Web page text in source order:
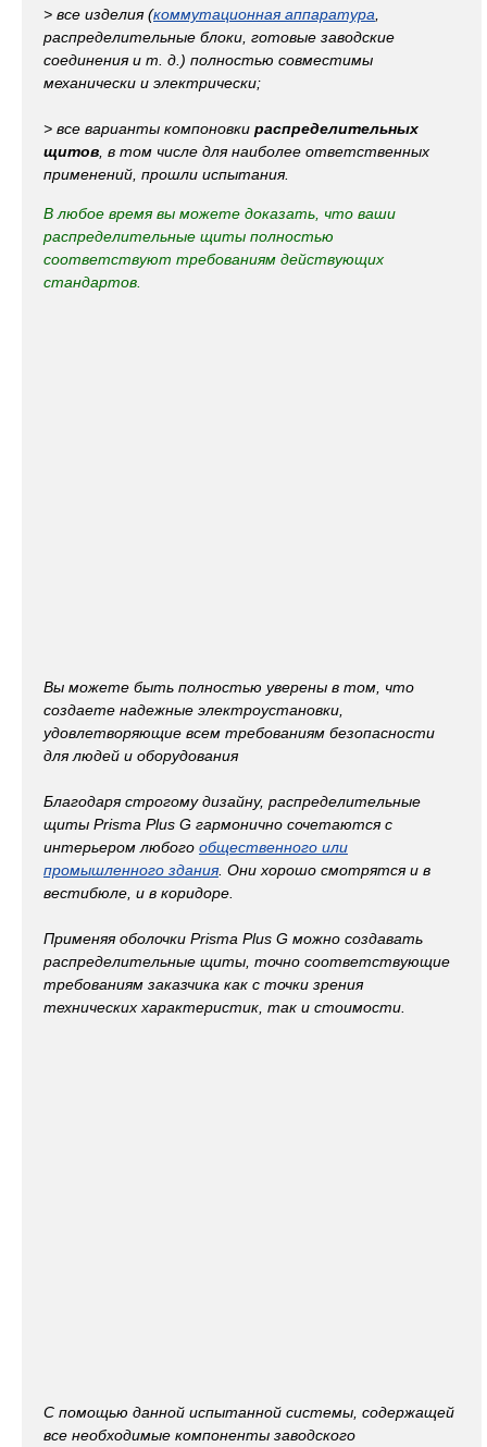
> все изделия (коммутационная аппаратура
распределительные блоки, готовые заводские
соединения и т. д.) полностью совместимы
механически и электрически;
> все варианты компоновки распределительных
щитов , в том числе для наиболее ответственных
применений, прошли испытания.
В любое время вы можете доказать, что ваши
распределительные щиты полностью
соответствуют требованиям действующих
стандартов.
Вы можете быть полностью уверены в том, что
создаете надежные электроустановки,
удовлетворяющие всем требованиям безопасности
для людей и оборудования
Благодаря строгому дизайну, распределительные
щиты Prisma Plus G гармонично сочетаются с
интерьером любого общественного или
промышленного здания . Они хорошо смотрятся и в
вестибюле, и в коридоре.
Применяя оболочки Prisma Plus G можно создавать
распределительные щиты, точно соответствующие
требованиям заказчика как с точки зрения
технических характеристик, так и стоимости.
С помощью данной испытанной системы, содержащей
все необходимые компоненты заводского